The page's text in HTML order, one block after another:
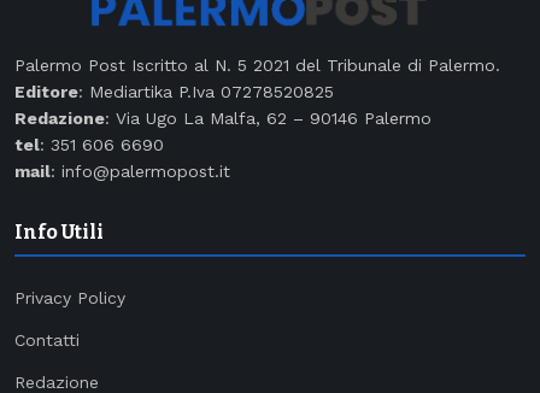
Palermo Post Iscritto al N. 5 2021 del Tribunale di Palermo.
Editore: Mediartika P.Iva 07278520825
Redazione: Via Ugo La Malfa, 62 – 90146 Palermo
tel: 351 606 6690
mail: info@palermopost.it
Info Utili
Privacy Policy
Contatti
Redazione